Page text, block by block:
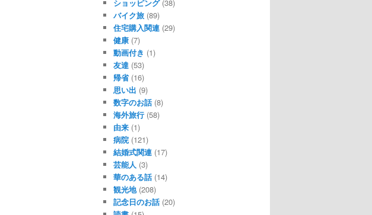
ショッピング(38)
バイク旅 (89)
住宅購入関連 (29)
健康 (7)
動画付き (1)
友達 (53)
帰省(16)
思い出 (9)
数字のお話 (8)
海外旅行 (58)
由来 (1)
病院 (121)
結婚式関連 (17)
芸能人 (3)
華のある話 (14)
観光地(208)
記念日のお話 (20)